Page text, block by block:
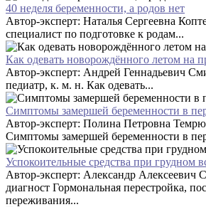
40 неделя беременности, а родов нет
Автор-эксперт: Наталья Сергеевна
специалист по подготовке к родам...
Как одевать новорождённого летом на
Автор-эксперт: Андрей Геннадьевич
педиатр, к. м. н. Как одевать...
Симптомы замершей беременности в
Автор-эксперт: Полина Петровна
Симптомы замершей беременности в
Успокоительные средства при грудном
Автор-эксперт: Александр Алексеевич
диагност Гормональная перестройка,
переживания...